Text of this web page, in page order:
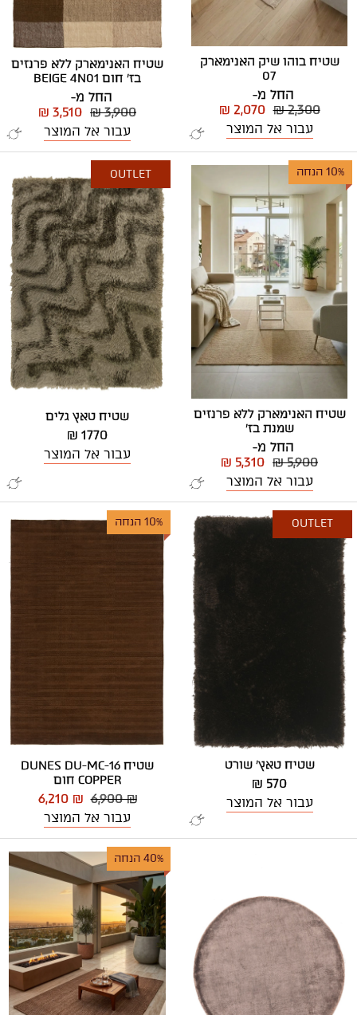
שטיח בוהו שיק האנימארק
07
החל מ-
₪ 2,300
₪ 2,070
עבור אל המוצר
שטיח האנימארק ללא פרנזים
בז' חום BEIGE 4N01
החל מ-
₪ 3,900
₪ 3,510
עבור אל המוצר
10% הנחה
שטיח האנימארק ללא פרנזים
שמנת בז'
החל מ-
₪ 5,900
₪ 5,310
עבור אל המוצר
OUTLET
שטיח טאץ גלים
1770 ₪
עבור אל המוצר
OUTLET
שטיח טאץ' שורט
570 ₪
עבור אל המוצר
10% הנחה
שטיח DUNES DU-MC-16
COPPER חום
6,900 ₪
6,210 ₪
עבור אל המוצר
40% הנחה